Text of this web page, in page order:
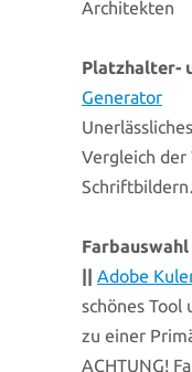
Architekten
Platzhalter-
Generator
Vergleich der
|| Adobe
schönes Tool
zu einer
ACHTUNG!